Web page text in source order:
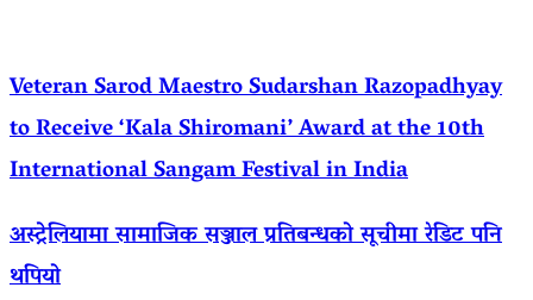
Veteran Sarod Maestro Sudarshan Razopadhyay
to Receive ‘Kala Shiromani’ Award at the 10th
International Sangam Festival in India
अस्ट्रेलियामा सामाजिक सञ्जाल प्रतिबन्धको सूचीमा रेडिट पनि
थपियो